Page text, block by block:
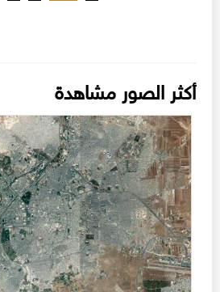
أكثر الصور مشاهدة